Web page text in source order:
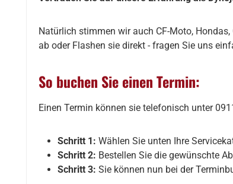
Natürlich stimmen wir auch CF-Moto,
ab oder Flashen sie direkt - fragen Sie uns
So buchen Sie einen Termin:
Einen Termin können sie telefonisch unter
Schritt 1: Wählen Sie unten Ihre
Schritt 2: Bestellen Sie die gewünschte
Schritt 3: Sie können nun bei der